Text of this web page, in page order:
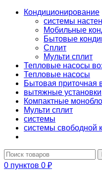
Кондиционирование
системы
Мобильные
Бытовые
Сплит
Мульти сплит
Тепловые насосы
Тепловые насосы
Бытовая приточная
вытяжные установки
Компактные
Мульти сплит
системы
системы свободной
0 пунктов 0 ₽